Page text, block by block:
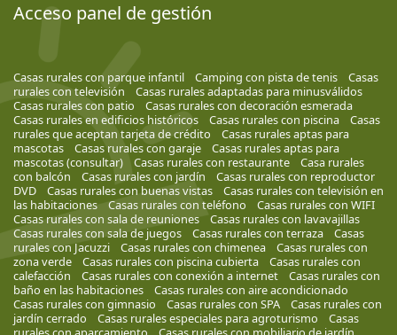
Acceso panel de gestión
Casas rurales con parque infantil Camping con pista de tenis
Casas
rurales con televisión
Casas rurales adaptadas para minusválidos
Casas rurales con patio
Casas rurales con decoración esmerada
Casas rurales en edificios históricos
Casas rurales con piscina
Casas
rurales que aceptan tarjeta de crédito
Casas rurales aptas para
mascotas
Casas rurales con garaje
Casas rurales aptas para
mascotas (consultar)
Casas rurales con restaurante
Casa rurales
con balcón
Casas rurales con jardín
Casas rurales con reproductor
DVD
Casas rurales con buenas vistas
Casas rurales con televisión en
las habitaciones
Casas rurales con teléfono
Casas rurales con WIFI
Casas rurales con sala de reuniones
Casas rurales con lavavajillas
Casas rurales con sala de juegos
Casas rurales con terraza
Casas
rurales con Jacuzzi
Casas rurales con chimenea
Casas rurales con
zona verde
Casas rurales con piscina cubierta
Casas rurales con
calefacción
Casas rurales con conexión a internet
Casas rurales con
baño en las habitaciones
Casas rurales con aire acondicionado
Casas rurales con gimnasio
Casas rurales con SPA
Casas rurales con
jardín cerrado
Casas rurales especiales para agroturismo
Casas